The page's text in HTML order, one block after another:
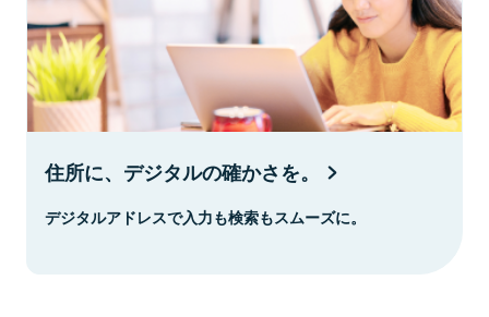
住所に、デジタルの確かさを。
デジタルアドレスで入力も検索もスムーズに。